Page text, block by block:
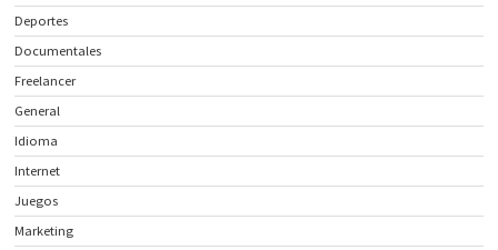
Deportes
Documentales
Freelancer
General
Idioma
Internet
Juegos
Marketing